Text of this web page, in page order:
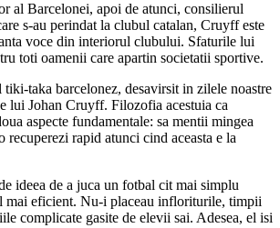
al Barcelonei, apoi de atunci, consilierul
s-au perindat la clubul catalan, Cruyff este
voce din interiorul clubului. Sfaturile lui
toti oamenii care apartin societatii sportive.
taka barcelonez, desavirsit in zilele noastre
lui Johan Cruyff. Filozofia acestuia ca
aspecte fundamentale: sa mentii mingea
recuperezi rapid atunci cind aceasta e la
ideea de a juca un fotbal cit mai simplu
mai eficient. Nu-i placeau infloriturile, timpii
complicate gasite de elevii sai. Adesea, el isi